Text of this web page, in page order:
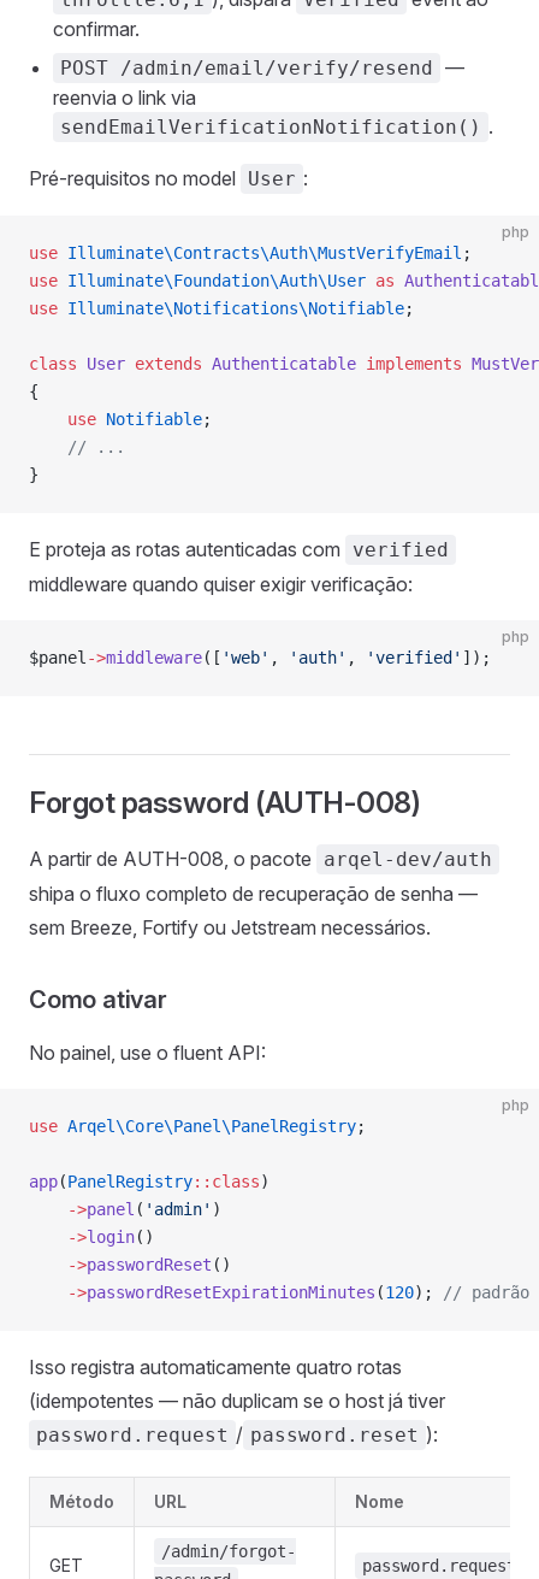
confirmar.
POST /admin/email/verify/resend —
reenvia o link via
sendEmailVerificationNotification() .
Pré-requisitos no model User :
php
use Illuminate\Contracts\Auth\MustVerifyEmail ;
use Illuminate\Foundation\Auth\User as
use Illuminate\Notifications\Notifiable;
class User extends Authenticatable implements
{
    use
Notifiable;
    // ...
}
E proteja as rotas autenticadas com verified
middleware quando quiser exigir verificação:
php
$panel ->middleware([ 'web' , 'auth' , 'verified' ]);
Forgot password (AUTH-008)
A partir de AUTH-008, o pacote arqel-dev/auth
shipa o fluxo completo de recuperação de senha —
sem Breeze, Fortify ou Jetstream necessários.
Como ativar
No painel, use o fluent API:
php
use Arqel\Core\Panel\PanelRegistry;
app(PanelRegistry::class)
    ->
panel ( 'admin' )
    ->
login()
    ->
passwordReset ()
    ->
passwordResetExpirationMinutes (120); // padrão
Isso registra automaticamente quatro rotas
(idempotentes — não duplicam se o host já tiver
password.request / password.reset ):
Método URL Nome
GET
/admin/forgot-
password.request